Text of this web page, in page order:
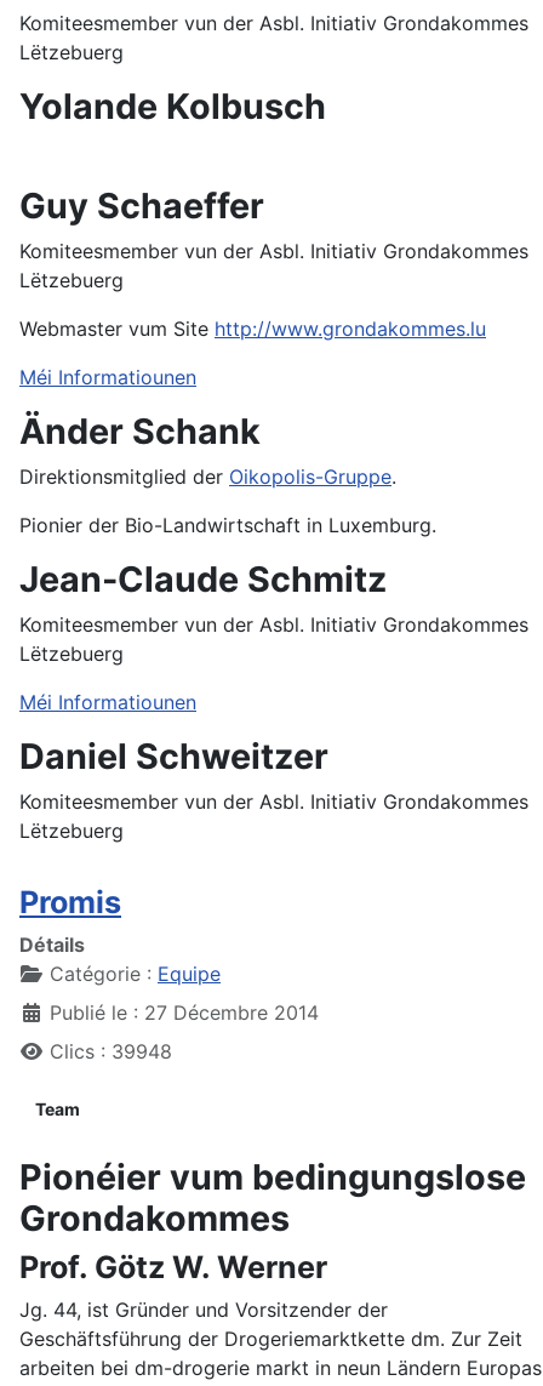
Komiteesmember vun der Asbl. Initiativ Grondakommes
Lëtzebuerg
Yolande Kolbusch
Guy Schaeffer
Komiteesmember vun der Asbl. Initiativ Grondakommes
Lëtzebuerg
Webmaster vum Site http://www.grondakommes.lu
Méi Informatiounen
Änder Schank
Direktionsmitglied der Oikopolis-Gruppe.
Pionier der Bio-Landwirtschaft in Luxemburg.
Jean-Claude Schmitz
Komiteesmember vun der Asbl. Initiativ Grondakommes
Lëtzebuerg
Méi Informatiounen
Daniel Schweitzer
Komiteesmember vun der Asbl. Initiativ Grondakommes
Lëtzebuerg
Promis
Détails
Catégorie : Equipe
Publié le : 27 Décembre 2014
Clics : 39948
Team
Pionéier vum bedingungslose
Grondakommes
Prof. Götz W. Werner
Jg. 44, ist Gründer und Vorsitzender der
Geschäftsführung der Drogeriemarktkette dm. Zur Zeit
arbeiten bei dm-drogerie markt in neun Ländern Europas